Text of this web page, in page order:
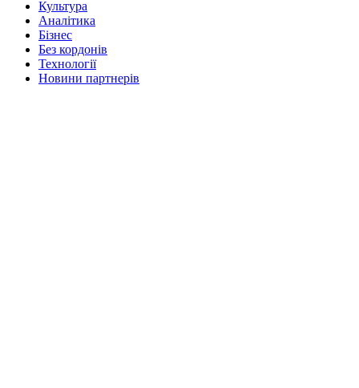
Культура
Аналітика
Бізнес
Без кордонів
Технології
Новини партнерів